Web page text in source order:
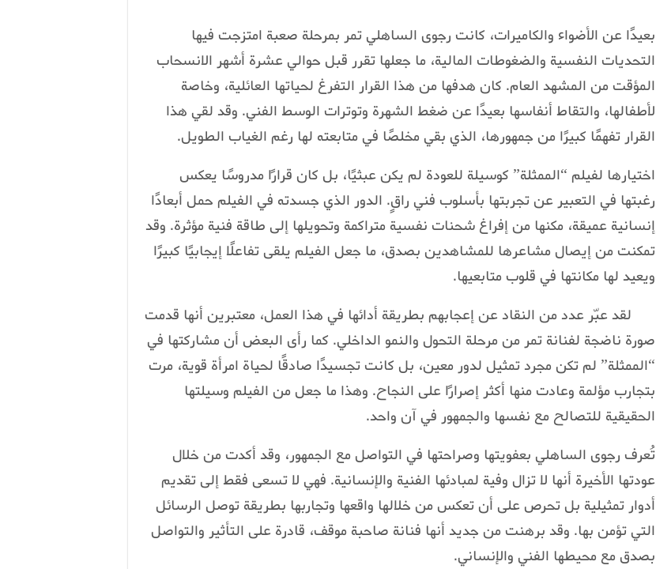
بعيدًا عن الأضواء والكاميرات، كانت رجوى الساهلي تمر بمرحلة صعبة امتزجت فيها
التحديات النفسية والضغوطات المالية، ما جعلها تقرر قبل حوالي عشرة أشهر الانسحاب
المؤقت من المشهد العام. كان هدفها من هذا القرار التفرغ لحياتها العائلية، وخاصة
لأطفالها، والتقاط أنفاسها بعيدًا عن ضغط الشهرة وتوترات الوسط الفني. وقد لقي هذا
القرار تفهمًا كبيرًا من جمهورها، الذي بقي مخلصًا في متابعته لها رغم الغياب الطويل.
اختيارها لفيلم “الممثلة” كوسيلة للعودة لم يكن عبثيًا، بل كان قرارًا مدروسًا يعكس
رغبتها في التعبير عن تجربتها بأسلوب فني راقٍ. الدور الذي جسدته في الفيلم حمل أبعادًا
إنسانية عميقة، مكنها من إفراغ شحنات نفسية متراكمة وتحويلها إلى طاقة فنية مؤثرة. وقد
تمكنت من إيصال مشاعرها للمشاهدين بصدق، ما جعل الفيلم يلقى تفاعلًا إيجابيًا كبيرًا
ويعيد لها مكانتها في قلوب متابعيها.
لقد عبّر عدد من النقاد عن إعجابهم بطريقة أدائها في هذا العمل، معتبرين أنها قدمت
صورة ناضجة لفنانة تمر من مرحلة التحول والنمو الداخلي. كما رأى البعض أن مشاركتها في
“الممثلة” لم تكن مجرد تمثيل لدور معين، بل كانت تجسيدًا صادقًا لحياة امرأة قوية، مرت
بتجارب مؤلمة وعادت منها أكثر إصرارًا على النجاح. وهذا ما جعل من الفيلم وسيلتها
الحقيقية للتصالح مع نفسها والجمهور في آن واحد.
تُعرف رجوى الساهلي بعفويتها وصراحتها في التواصل مع الجمهور، وقد أكدت من خلال
عودتها الأخيرة أنها لا تزال وفية لمبادئها الفنية والإنسانية. فهي لا تسعى فقط إلى تقديم
أدوار تمثيلية بل تحرص على أن تعكس من خلالها واقعها وتجاربها بطريقة توصل الرسائل
التي تؤمن بها. وقد برهنت من جديد أنها فنانة صاحبة موقف، قادرة على التأثير والتواصل
بصدق مع محيطها الفني والإنساني.